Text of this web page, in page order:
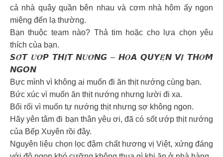
cả nhà quây quần bên nhau và cơm nhà hôm ấy ngon
miệng đến lạ thường.
Bạn thuộc team nào? Thả tim hoặc cho lựa chọn yêu
thích của bạn.
𝙎𝑶̂́𝙏 𝑼̛𝑶̛́𝙋 𝙏𝙃𝑰̣𝙏 𝙉𝑼̛𝑶̛́𝙉𝙂 – 𝙃𝑶̀𝘼 𝙌𝙐𝙔𝑬̣̂𝙉 𝙑𝑰̣ 𝙏𝙃𝑶̛𝙈
𝙉𝙂𝙊𝙉
Bực mình vì không ai muốn đi ăn thịt nướng cùng bạn.
Bức xúc vì muốn ăn thịt nướng nhưng lười đi xa.
Bối rối vì muốn tự nướng thịt nhưng sợ không ngon.
Hãy yên tâm đi bạn thân yêu ơi, đã có sốt ướp thịt nướng
của Bếp Xuyên rồi đây.
Nguyên liệu chọn lọc đậm chất hương vị Việt, xứng đáng